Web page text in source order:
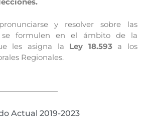
y resolver sobre las
se formulen en el ámbito de la
les asigna la Ley 18.593a los
Regionales.
Actual 2019-2023